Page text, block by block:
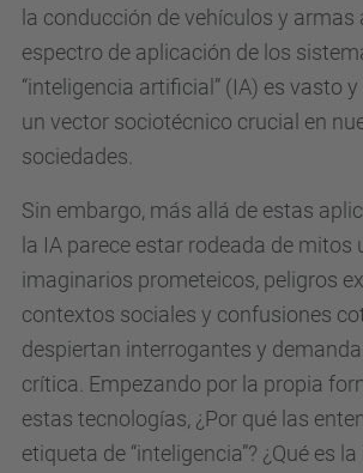
c
.
e
d
u
la conducción de vehículos y
espectro de aplicación de los
“inteligencia artificial” (IA) es vasto
un vector sociotécnico crucial en
sociedades.
Sin embargo, más allá de estas
la IA parece estar rodeada de mitos
imaginarios prometeicos, peligros
contextos sociales y confusiones
despiertan interrogantes y
crítica. Empezando por la propia
estas tecnologías, ¿Por qué las
etiqueta de “inteligencia”? ¿Qué es